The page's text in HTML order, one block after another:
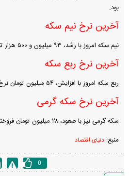
بود.
آخرین نرخ نیم سکه
نیم سکه امروز با رشد، ۹۳ میلیون و ۵۰۰ هزار تومان نرخ‌گذاری شد.
آخرین نرخ ربع سکه
ربع سکه امروز با افزایش، ۵۴ میلیون تومان نرخ‌گذاری شد.
آخرین نرخ سکه گرمی
سکه گرمی نیز با صعود، ۲۸ میلیون تومان فروخته شد.
منبع: دنیای اقتصاد
0